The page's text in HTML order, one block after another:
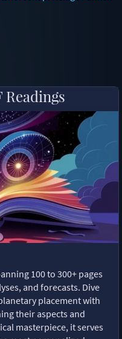
Readings
100 to 300+ pages
and forecasts. Dive
placement with
their aspects and
masterpiece, it serves